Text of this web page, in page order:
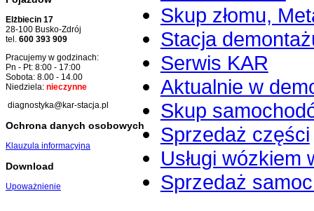
Elżbiecin 17
28-100 Busko-Zdrój
tel. 600 393 909
Pracujemy w godzinach:
Pn - Pt: 8:00 - 17:00
Sobota: 8.00 - 14.00
Niedziela: nieczynne
diagnostyka@kar-stacja.pl
Ochrona danych osobowych
Klauzula informacyjna
Download
Upoważnienie
Skup złomu,
Stacja
Serwis KAR
Aktualnie w
Skup
Sprzedaż części
Usługi wózkiem
Sprzedaż